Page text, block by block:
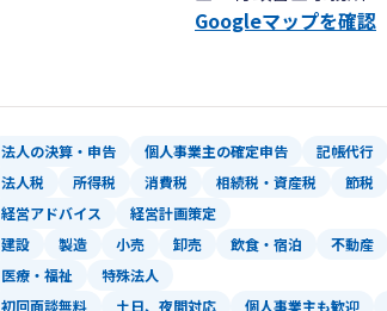
Googleマップを確認
法人の決算・申告 個人事業主の確定申告 記帳代行
法人税
所得税 消費税 相続税・資産税 節税
経営アドバイス
経営計画策定
建設 製造 小売 卸売 飲食・宿泊 不動産
医療・福祉
特殊法人
初回面談無料 土日、夜間対応 個人事業主も歓迎